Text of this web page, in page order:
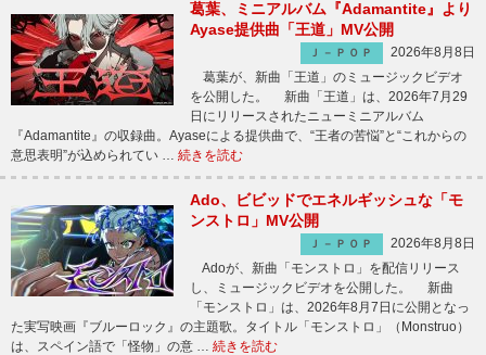
葛葉、ミニアルバム『Adamantite』より
Ayase提供曲「王道」MV公開
Ｊ－ＰＯＰ
2026年8月8日
葛葉が、新曲「王道」のミュージックビデオ
を公開した。 新曲「王道」は、2026年7月29
日にリリースされたニューミニアルバム
『Adamantite』の収録曲。Ayaseによる提供曲で、“王者の苦悩”と“これからの
意思表明”が込められてい … 続きを読む
Ado、ビビッドでエネルギッシュな「モ
ンストロ」MV公開
Ｊ－ＰＯＰ
2026年8月8日
Adoが、新曲「モンストロ」を配信リリース
し、ミュージックビデオを公開した。 新曲
「モンストロ」は、2026年8月7日に公開となっ
た実写映画『ブルーロック』の主題歌。タイトル「モンストロ」（Monstruo）
は、スペイン語で「怪物」の意 … 続きを読む